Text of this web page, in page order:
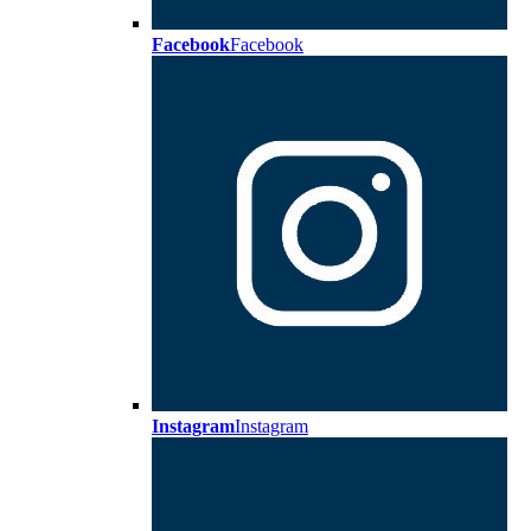
FacebookFacebook
InstagramInstagram